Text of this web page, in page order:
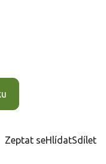
Zeptat seHlídatSdílet